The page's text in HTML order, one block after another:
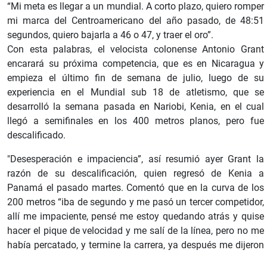
“Mi meta es llegar a un mundial. A corto plazo, quiero romper
mi marca del Centroamericano del año pasado, de 48:51
segundos, quiero bajarla a 46 o 47, y traer el oro”.
Con esta palabras, el velocista colonense Antonio Grant
encarará su próxima competencia, que es en Nicaragua y
empieza el último fin de semana de julio, luego de su
experiencia en el Mundial sub 18 de atletismo, que se
desarrolló la semana pasada en Nariobi, Kenia, en el cual
llegó a semifinales en los 400 metros planos, pero fue
descalificado.
"Desesperación e impaciencia”, así resumió ayer Grant la
razón de su descalificación, quien regresó de Kenia a
Panamá el pasado martes. Comentó que en la curva de los
200 metros “iba de segundo y me pasó un tercer competidor,
allí me impaciente, pensé me estoy quedando atrás y quise
hacer el pique de velocidad y me salí de la línea, pero no me
había percatado, y termine la carrera, ya después me dijeron